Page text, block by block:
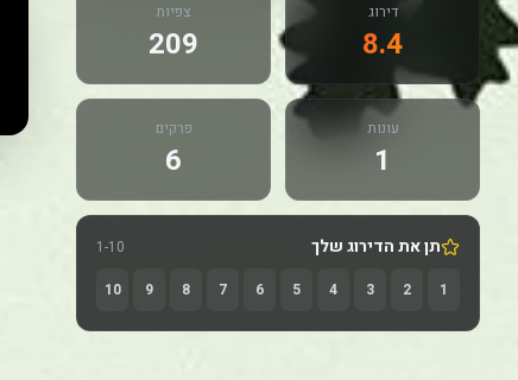
דירוג
8.4
צפיות
209
עונות
1
פרקים
6
תן את הדירוג שלך
1-10
1
2
3
4
5
6
7
8
9
10